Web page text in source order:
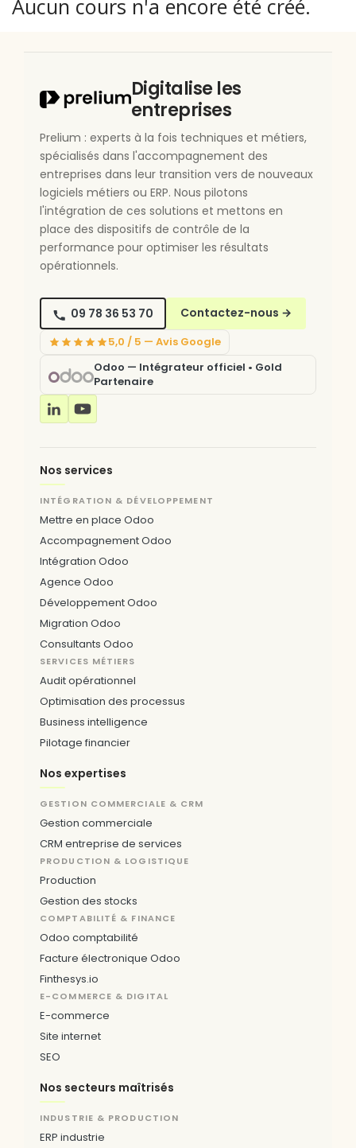
Aucun cours n'a encore été créé.
Digitalise les
entreprises
Prelium : experts à la fois techniques et métiers,
spécialisés dans l'accompagnement des
entreprises dans leur transition vers de nouveaux
logiciels métiers ou ERP. Nous pilotons
l'intégration de ces solutions et mettons en
place des dispositifs de contrôle de la
performance pour optimiser les résultats
opérationnels.
09 78 36 53 70 Contactez-nous →
5,0 / 5 — Avis Google
Odoo — Intégrateur officiel • Gold
Partenaire
Nos services
INTÉGRATION & DÉVELOPPEMENT
Mettre en place Odoo
Accompagnement Odoo
Intégration Odoo
Agence Odoo
Développement Odoo
Migration Odoo
Consultants Odoo
SERVICES MÉTIERS
Audit opérationnel
Optimisation des processus
Business intelligence
Pilotage financier
Nos expertises
GESTION COMMERCIALE & CRM
Gestion commerciale
CRM entreprise de services
PRODUCTION & LOGISTIQUE
Production
Gestion des stocks
COMPTABILITÉ & FINANCE
Odoo comptabilité
Facture électronique Odoo
Finthesys.io
E-COMMERCE & DIGITAL
E-commerce
Site internet
SEO
Nos secteurs maîtrisés
INDUSTRIE & PRODUCTION
ERP industrie